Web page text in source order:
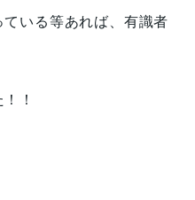
いる等あれば、有識者
！